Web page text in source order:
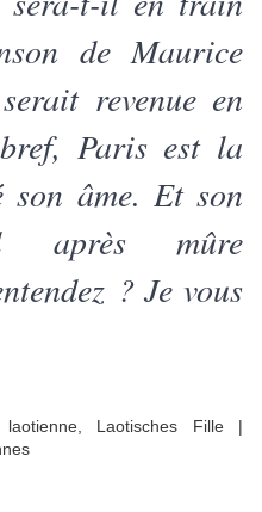
de Maurice
revenue en
Paris est la
âme. Et son
après mûre
? Je vous